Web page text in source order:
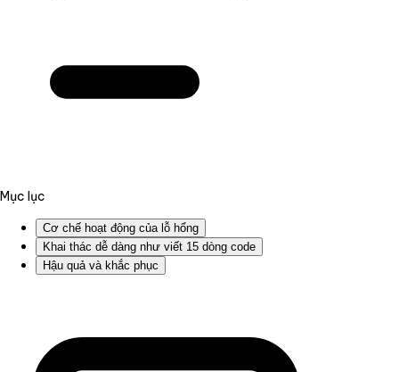
Mục lục
Cơ chế hoạt động của lỗ hổng
Khai thác dễ dàng như viết 15 dòng code
Hậu quả và khắc phục